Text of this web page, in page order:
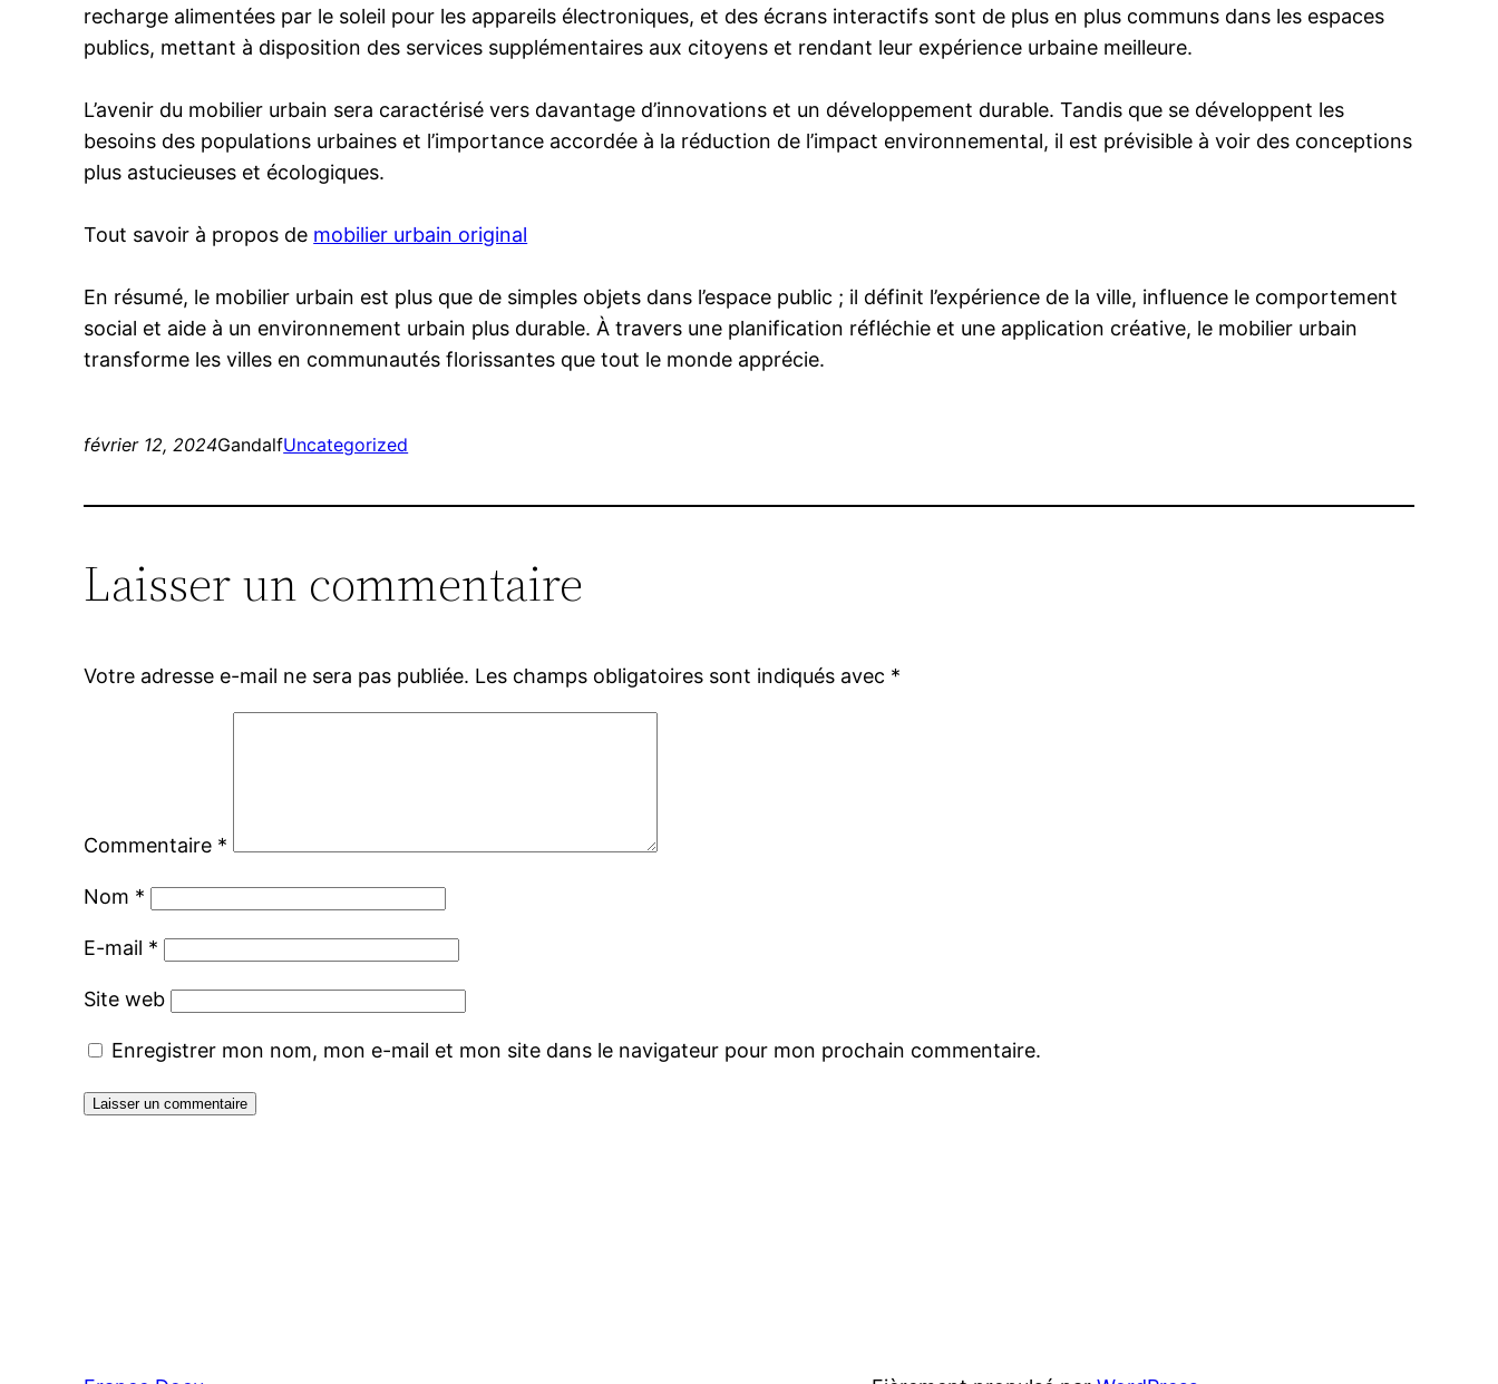
recharge alimentées par le soleil pour les appareils électroniques, et des écrans interactifs sont de plus en plus communs dans les espaces
publics, mettant à disposition des services supplémentaires aux citoyens et rendant leur expérience urbaine meilleure.
L’avenir du mobilier urbain sera caractérisé vers davantage d’innovations et un développement durable. Tandis que se développent les
besoins des populations urbaines et l’importance accordée à la réduction de l’impact environnemental, il est prévisible à voir des conceptions
plus astucieuses et écologiques.
Tout savoir à propos de mobilier urbain original
En résumé, le mobilier urbain est plus que de simples objets dans l’espace public ; il définit l’expérience de la ville, influence le comportement
social et aide à un environnement urbain plus durable. À travers une planification réfléchie et une application créative, le mobilier urbain
transforme les villes en communautés florissantes que tout le monde apprécie.
février 12, 2024GandalfUncategorized
Laisser un commentaire
Votre adresse e-mail ne sera pas publiée. Les champs obligatoires sont indiqués avec *
Commentaire *
Nom *
E-mail *
Site web
Enregistrer mon nom, mon e-mail et mon site dans le navigateur pour mon prochain commentaire.